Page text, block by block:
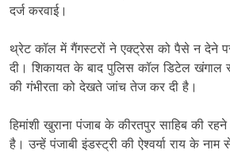
दर्ज करवाई।
थ्रेट कॉल में गैंगस्टरों ने एक्ट्रेस को पैसे न देने
दी। शिकायत के बाद पुलिस कॉल डिटेल खंगाल
की गंभीरता को देखते जांच तेज कर दी है।
हिमांशी खुराना पंजाब के कीरतपुर साहिब की
है। उन्हें पंजाबी इंडस्ट्री की ऐश्वर्या राय के नाम